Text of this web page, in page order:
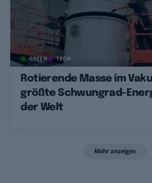
GREEN TECH
Rotierende Masse im
größte Schwungrad-
der Welt
Mehr anzeigen